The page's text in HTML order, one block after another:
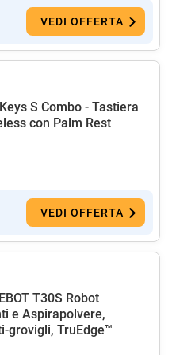
VEDI OFFERTA
S Combo - Tastiera
con Palm Rest
VEDI OFFERTA
T30S Robot
e Aspirapolvere,
grovigli, TruEdge™